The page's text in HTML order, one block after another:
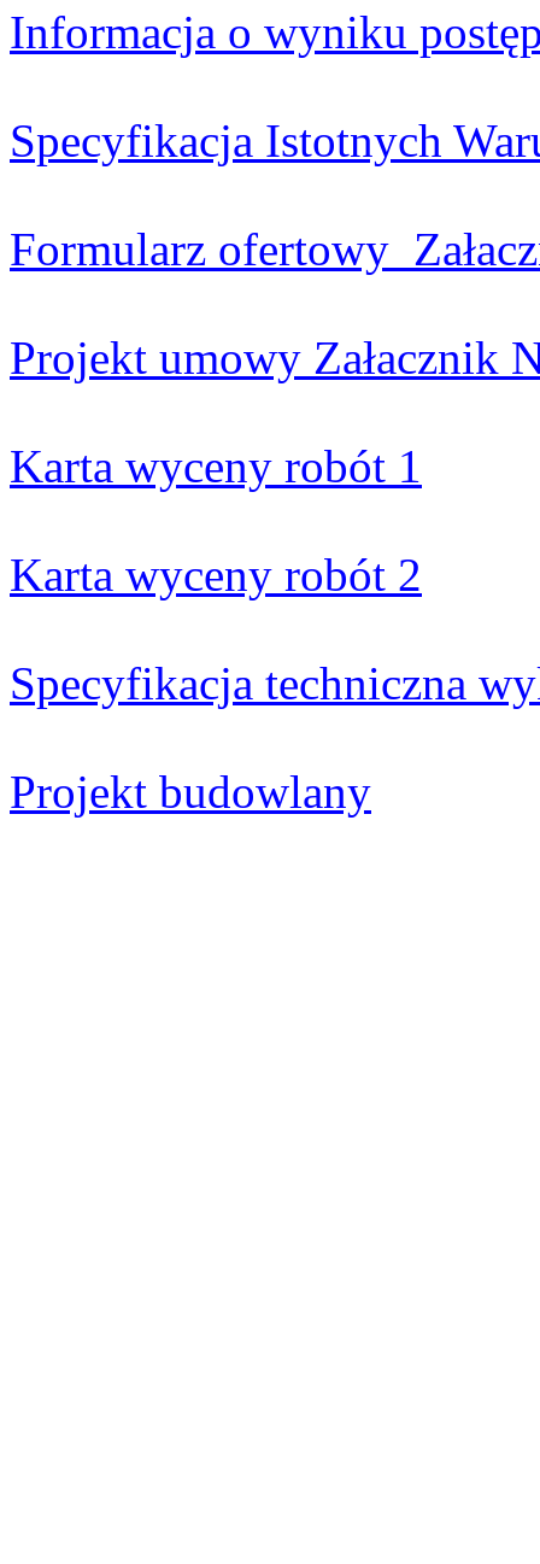
Informacja o wyniku
Specyfikacja Istotnych
Formularz ofertowy
Projekt umowy Załacznik
Karta wyceny robót 1
Karta wyceny robót 2
Specyfikacja techniczna
Projekt budowlany